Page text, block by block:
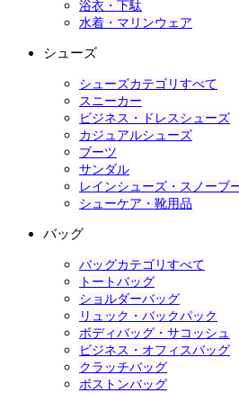
浴衣・下駄
水着・マリンウェア
シューズ
シューズカテゴリすべて
スニーカー
ビジネス・ドレスシューズ
カジュアルシューズ
ブーツ
サンダル
レインシューズ・スノーブ
シューケア・靴用品
バッグ
バッグカテゴリすべて
トートバッグ
ショルダーバッグ
リュック・バックパック
ボディバッグ・サコッシュ
ビジネス・オフィスバッグ
クラッチバッグ
ボストンバッグ